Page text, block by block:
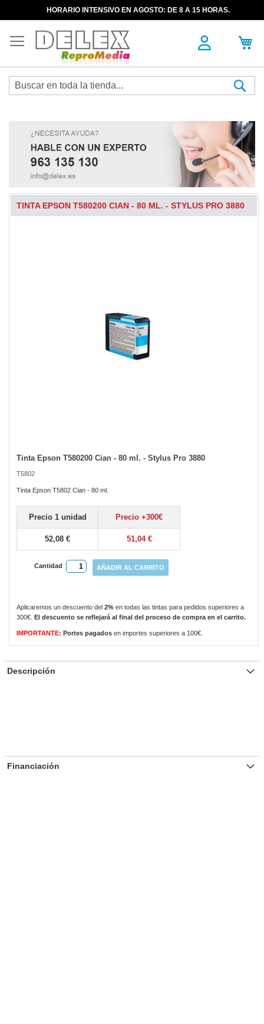
HORARIO INTENSIVO EN AGOSTO: DE 8 A 15 HORAS.
TINTA EPSON T580200 CIAN - 80 ML. - STYLUS PRO 3880
Tinta Epson T580200 Cian - 80 ml. - Stylus Pro 3880
T5802
Tinta Epson T5802 Cian - 80 ml.
Precio 1 unidad Precio +300€
52,08 € 51,04 €
Cantidad AÑADIR AL CARRITO
Aplicaremos un descuento del 2% en todas las tintas para pedidos superiores a
300€.
El descuento se reflejará al final del proceso de compra en el carrito.
IMPORTANTE: Portes pagados en importes superiores a 100€.
Skip
the
beginning
the
images
gallery
Descripción
Financiación